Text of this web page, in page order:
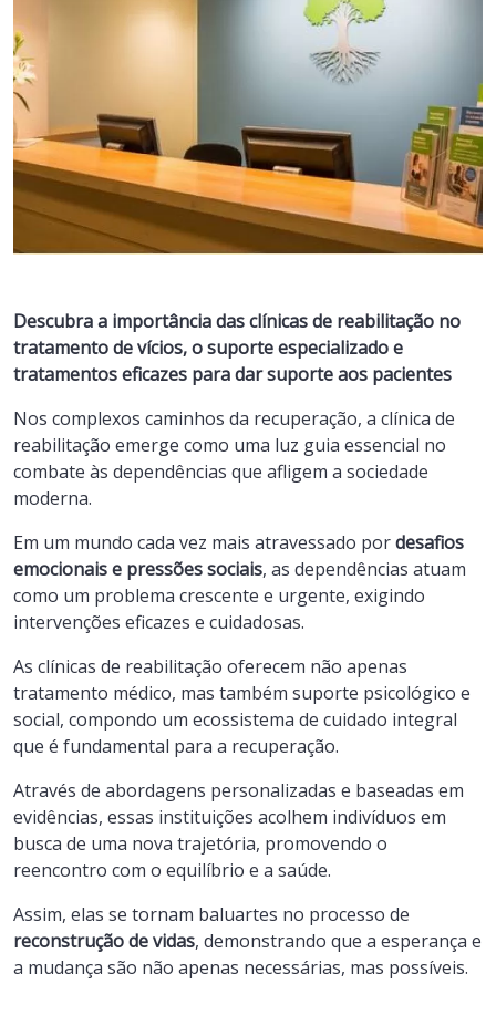
Descubra a importância das clínicas de reabilitação no
tratamento de vícios, o suporte especializado e
tratamentos eficazes para dar suporte aos pacientes
Nos complexos caminhos da recuperação, a clínica de
reabilitação emerge como uma luz guia essencial no
combate às dependências que afligem a sociedade
moderna.
Em um mundo cada vez mais atravessado pordesafios
emocionais e pressões sociais, as dependências atuam
como um problema crescente e urgente, exigindo
intervenções eficazes e cuidadosas.
As clínicas de reabilitação oferecem não apenas
tratamento médico, mas também suporte psicológico e
social, compondo um ecossistema de cuidado integral
que é fundamental para a recuperação.
Através de abordagens personalizadas e baseadas em
evidências, essas instituições acolhem indivíduos em
busca de uma nova trajetória, promovendo o
reencontro com o equilíbrio e a saúde.
Assim, elas se tornam baluartes no processo de
reconstrução de vidas, demonstrando que a esperança e
a mudança são não apenas necessárias, mas possíveis.